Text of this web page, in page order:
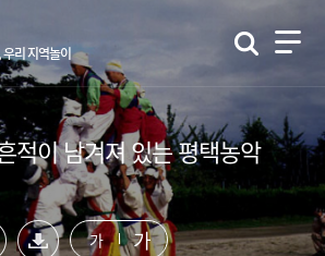
리 지역놀이
적이 남겨져 있는 평택농악
가 가